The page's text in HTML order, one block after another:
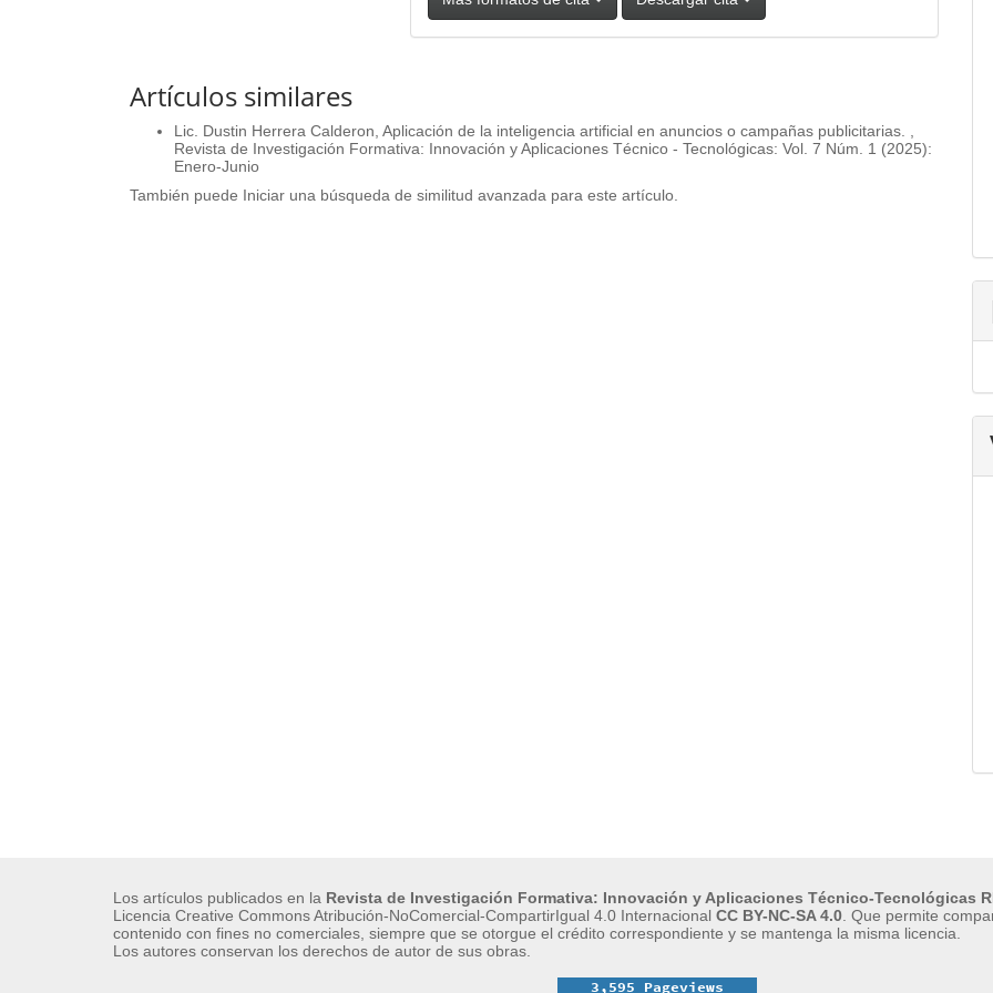
Artículos similares
Lic. Dustin Herrera Calderon, Aplicación de la inteligencia artificial en anuncios o campañas publicitarias.
Revista de Investigación Formativa: Innovación y Aplicaciones Técnico - Tecnológicas: Vol. 7 Núm. 1 (2025):
Enero-Junio
También puede Iniciar una búsqueda de similitud avanzada para este artículo.
Los artículos publicados en la Revista de Investigación Formativa: Innovación y Aplicaciones Técnico-Tecnológicas
Licencia Creative Commons Atribución-NoComercial-CompartirIgual 4.0 Internacional CC BY-NC-SA 4.0 Que permite
contenido con fines no comerciales, siempre que se otorgue el crédito correspondiente y se mantenga la misma licencia.
Los autores conservan los derechos de autor de sus obras.